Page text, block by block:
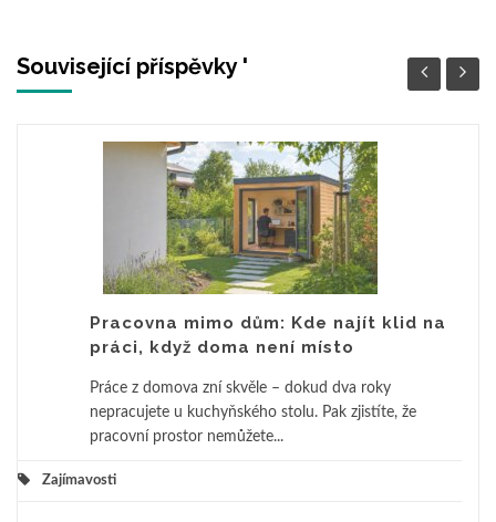
Související příspěvky '
Pracovna mimo dům: Kde najít klid na
práci, když doma není místo
Práce z domova zní skvěle – dokud dva roky
nepracujete u kuchyňského stolu. Pak zjistíte, že
pracovní prostor nemůžete...
Zajímavosti